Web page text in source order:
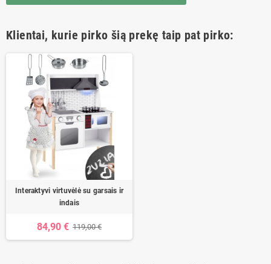
Klientai, kurie pirko šią prekę taip pat pirko:
Interaktyvi virtuvėlė su garsais ir
indais
84,90 € 119,00 €